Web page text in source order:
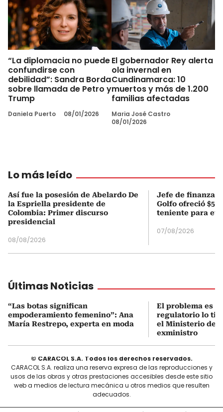
“La diplomacia no puede
confundirse con
debilidad”: Sandra Borda
sobre llamada de Petro y
Trump
Daniela Puerto 08/01/2026
El gobernador Rey alerta
ola invernal en
Cundinamarca: 10
muertos y más de 1.200
familias afectadas
Maria José Castro
08/01/2026
Lo más leído
Así fue la posesión de Abelardo De
la Espriella presidente de
Colombia: Primer discurso
presidencial
08/08/2026
Jefe de finanzas
Golfo ofreció
teniente para
07/08/2026
Últimas Noticias
“Las botas significan
empoderamiento femenino”: Ana
María Restrepo, experta en moda
El problema es
regulatorio lo
el Ministerio de
exministro
© CARACOL S.A. Todos los derechos reservados.
CARACOL S.A. realiza una reserva expresa de las reproducciones y
usos de las obras y otras prestaciones accesibles desde este sitio
web a medios de lectura mecánica u otros medios que resulten
adecuados.